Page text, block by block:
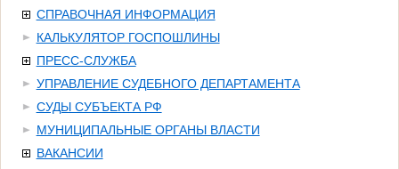
СПРАВОЧНАЯ ИНФОРМАЦИЯ
КАЛЬКУЛЯТОР ГОСПОШЛИНЫ
ПРЕСС-СЛУЖБА
УПРАВЛЕНИЕ СУДЕБНОГО ДЕПАРТАМЕНТА
СУДЫ СУБЪЕКТА РФ
МУНИЦИПАЛЬНЫЕ ОРГАНЫ ВЛАСТИ
ВАКАНСИИ